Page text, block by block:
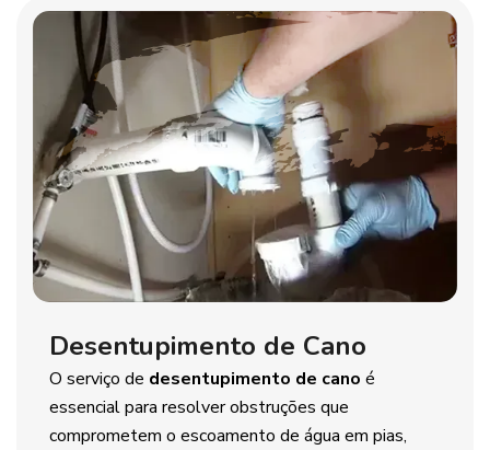
Desentupimento de Cano
O serviço de desentupimento de cano é
essencial para resolver obstruções que
comprometem o escoamento de água em pias,